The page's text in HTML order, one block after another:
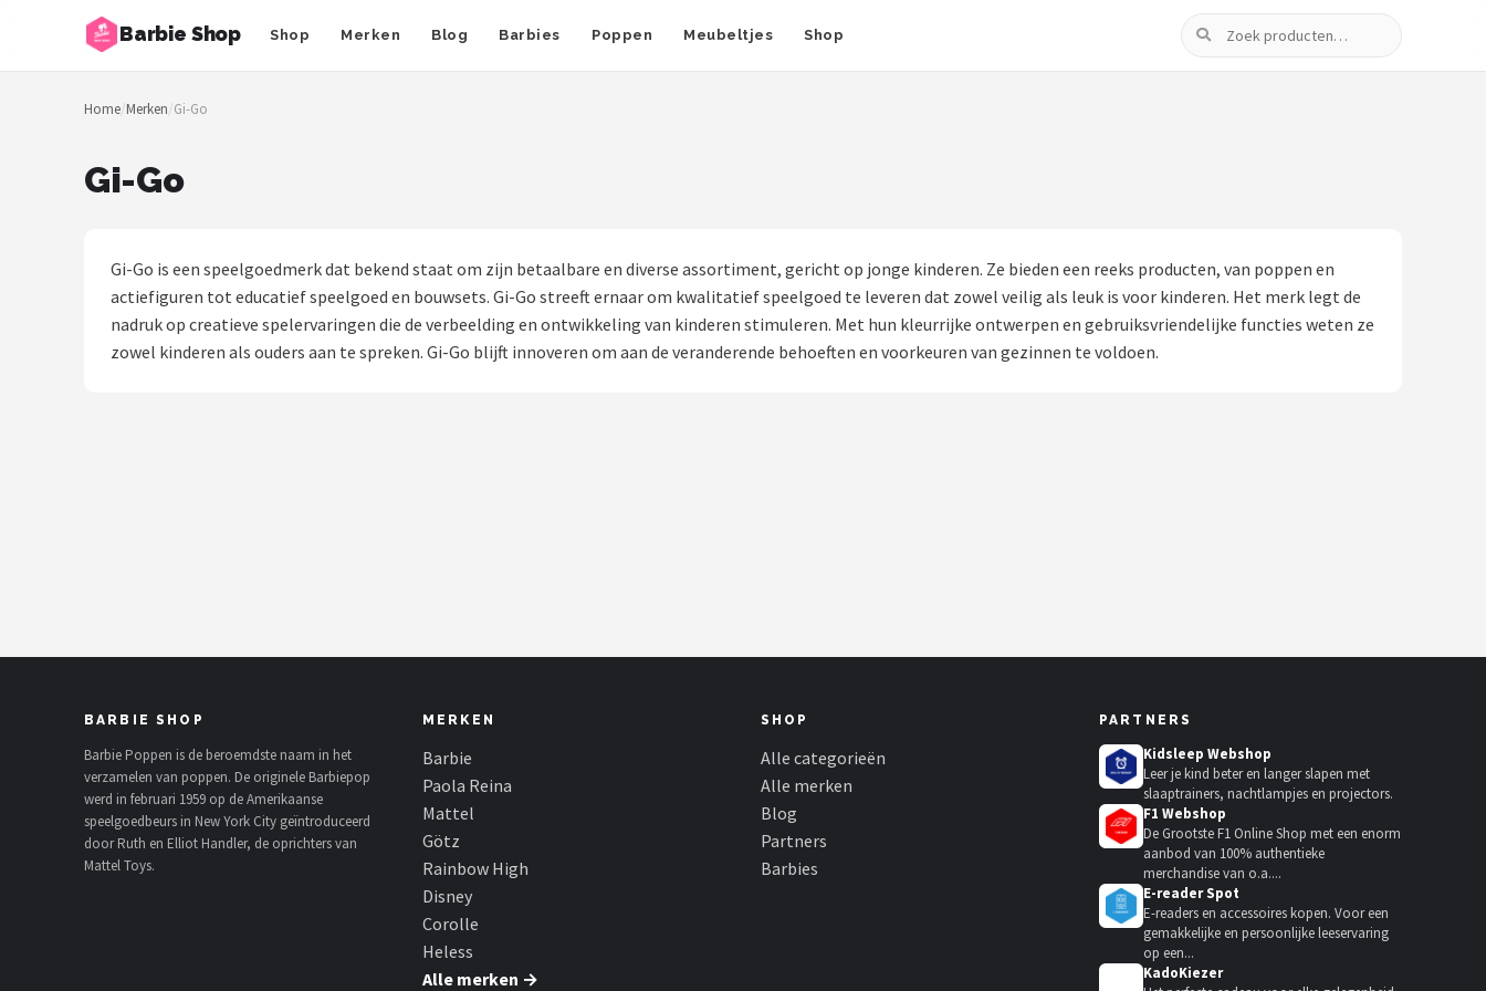
Barbie Shop Shop Merken Blog Barbies Poppen Meubeltjes Shop
Zoeken
Zoeken
NAVIGATIE
Barbies
Götz
Rainbow High
Disney
Home/Merken/Gi-Go
Gi-Go
Gi-Go is een speelgoedmerk dat bekend staat om zijn betaalbare en diverse assortiment, gericht op jonge kinderen. Ze bieden een reeks producten, van poppen en
actiefiguren tot educatief speelgoed en bouwsets. Gi-Go streeft ernaar om kwalitatief speelgoed te leveren dat zowel veilig als leuk is voor kinderen. Het merk legt de
nadruk op creatieve spelervaringen die de verbeelding en ontwikkeling van kinderen stimuleren. Met hun kleurrijke ontwerpen en gebruiksvriendelijke functies weten ze
zowel kinderen als ouders aan te spreken. Gi-Go blijft innoveren om aan de veranderende behoeften en voorkeuren van gezinnen te voldoen.
BARBIE SHOP
Barbie Poppen is de beroemdste naam in het
verzamelen van poppen. De originele Barbiepop
werd in februari 1959 op de Amerikaanse
speelgoedbeurs in New York City geïntroduceerd
door Ruth en Elliot Handler, de oprichters van
Mattel Toys.
MERKEN
Barbie
Paola Reina
Mattel
Götz
Rainbow High
Disney
Corolle
Heless
Alle merken →
SHOP
Alle categorieën
Alle merken
Blog
Partners
Barbies
PARTNERS
Kidsleep Webshop
Leer je kind beter en langer slapen met
slaaptrainers, nachtlampjes en projectors.
F1 Webshop
De Grootste F1 Online Shop met een enorm
aanbod van 100% authentieke
merchandise van o.a....
E-reader Spot
E-readers en accessoires kopen. Voor een
gemakkelijke en persoonlijke leeservaring
op een...
KadoKiezer